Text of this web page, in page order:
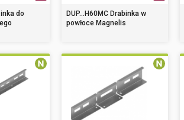
do
DUP...H60MC Drabinka w
powłoce Magnelis